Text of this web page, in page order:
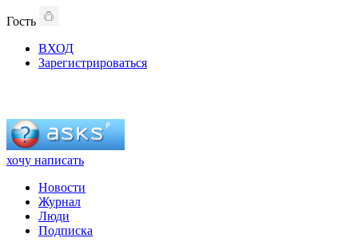
Гость
ВХОД
Зарегистрироваться
хочу написать
Новости
Журнал
Люди
Подписка